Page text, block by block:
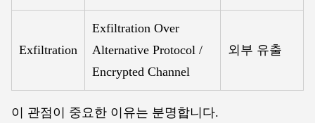
Exfiltration
Exfiltration Over
Alternative Protocol /
Encrypted Channel
외부 유출
이 관점이 중요한 이유는 분명합니다.